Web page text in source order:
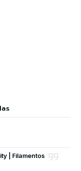
| Filamentos